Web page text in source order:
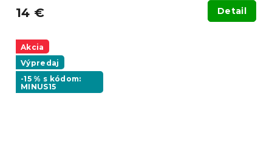
14 € Detail
Akcia
Výpredaj
-15 % s kódom:
MINUS15